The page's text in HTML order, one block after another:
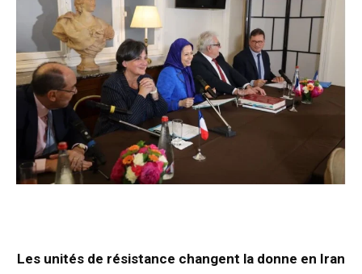
Les unités de résistance changent la donne en Iran